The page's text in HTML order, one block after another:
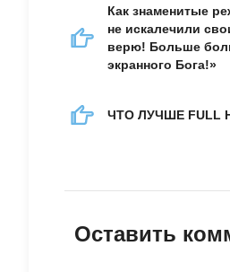
Как знаменитые
не искалечили
верю! Больше
экранного Бога!»
ЧТО ЛУЧШЕ FULL
Оставить